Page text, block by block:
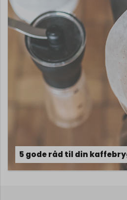
5 gode råd til din